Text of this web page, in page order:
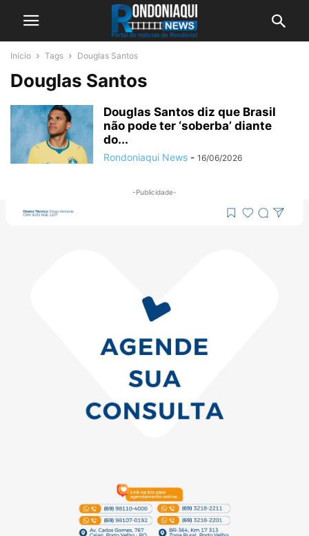
Início Tags Douglas Santos
Douglas Santos
Douglas Santos diz que Brasil
não pode ter ‘soberba’ diante
do...
Rondoniaqui News - 16/06/2026
-Publicidade-